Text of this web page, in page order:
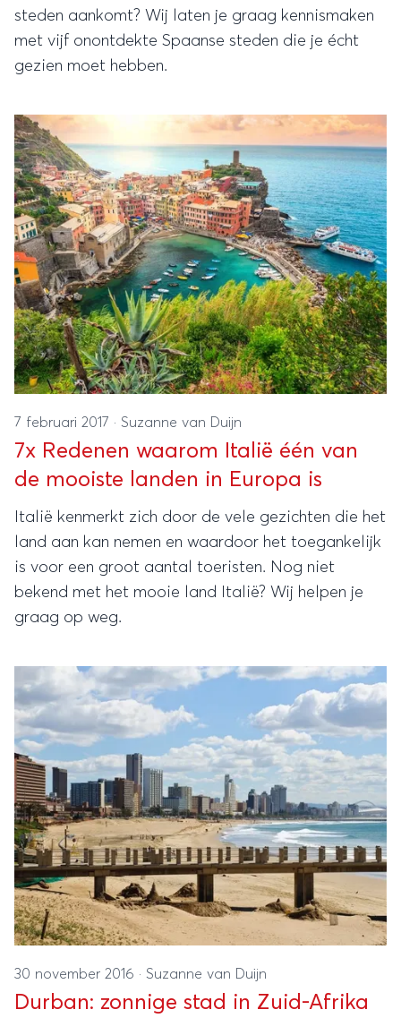
steden aankomt? Wij laten je graag kennismaken
met vijf onontdekte Spaanse steden die je écht
gezien moet hebben.
7 februari 2017 · Suzanne van Duijn
7x Redenen waarom Italië één van
de mooiste landen in Europa is
Italië kenmerkt zich door de vele gezichten die het
land aan kan nemen en waardoor het toegankelijk
is voor een groot aantal toeristen. Nog niet
bekend met het mooie land Italië? Wij helpen je
graag op weg.
30 november 2016 · Suzanne van Duijn
Durban: zonnige stad in Zuid-Afrika